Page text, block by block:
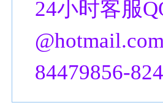
24小时客服
84479856-